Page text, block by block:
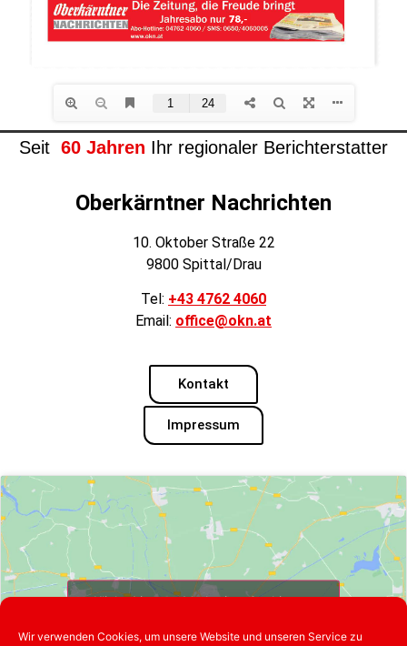
Wir verwenden Cookies, um unsere Website und unseren Service zu
Seit 60 Jahren Ihr regionaler Berichterstatter
Oberkärntner Nachrichten
10. Oktober Straße 22
9800 Spittal/Drau
Tel: +43 4762 4060
Email: office@okn.at
Kontakt
Impressum
Klicke hier, um Marketing-Cookies zu
aktivieren